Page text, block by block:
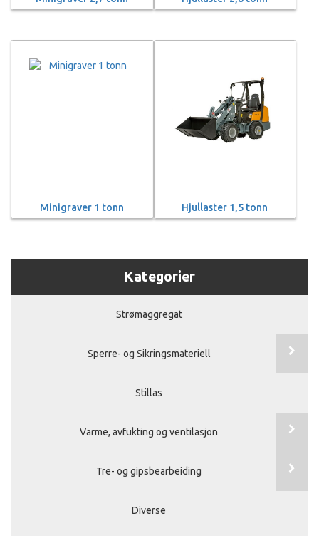
Minigraver 1 tonn Hjullaster 1,5 tonn
Kategorier
Strømaggregat
Sperre- og Sikringsmateriell
Stillas
Varme, avfukting og ventilasjon
Tre- og gipsbearbeiding
Diverse